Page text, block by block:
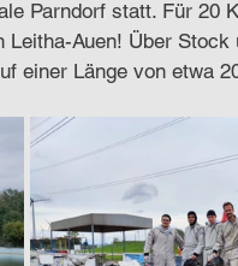
Parndorf statt. Für 20
Leitha-Auen! Über Stock
einer Länge von etwa